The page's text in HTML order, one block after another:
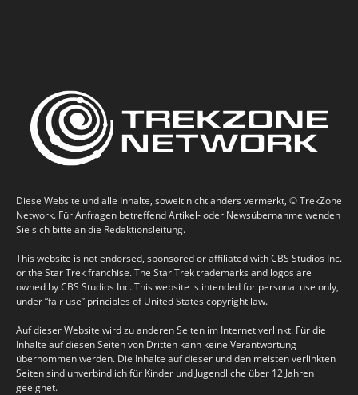
Diese Website und alle Inhalte, soweit nicht anders vermerkt, © TrekZone
Network. Für Anfragen betreffend Artikel- oder Newsübernahme wenden
Sie sich bitte an die Redaktionsleitung.
This website is not endorsed, sponsored or affiliated with CBS Studios Inc.
or the Star Trek franchise. The Star Trek trademarks and logos are
owned by CBS Studios Inc. This website is intended for personal use only,
under “fair use” principles of United States copyright law.
Auf dieser Website wird zu anderen Seiten im Internet verlinkt. Für die
Inhalte auf diesen Seiten von Dritten kann keine Verantwortung
übernommen werden. Die Inhalte auf dieser und den meisten verlinkten
Seiten sind unverbindlich für Kinder und Jugendliche über 12 Jahren
geeignet.